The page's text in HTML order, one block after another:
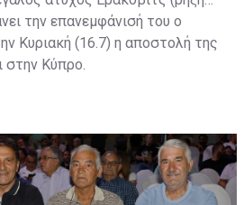
την επανεμφάνισή του ο
Κυριακή (16.7) η αποστολή της
στην Κύπρο.